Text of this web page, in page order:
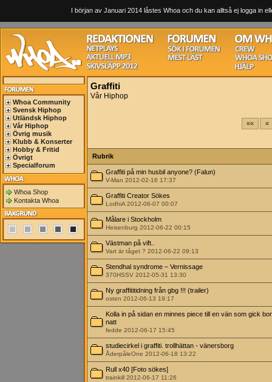
I början av Januari 2014 låstes Whoa och du kan alltså ej logga in
Whoa Community
Svensk Hiphop
Utländsk Hiphop
Vår Hiphop
Övrig musik
Klubb & Konserter
Hobby & Fritid
Övrigt
Specialforum
Whoa Shop
Kontakta Whoa
Graffiti
Vår Hiphop
«« «
Rubrik
Graffiti på min husbil anyone? (Falun)
V-Man 2012-02-16 17:37
Graffiti Creator Sökes
LodhiA 2012-06-07 00:07
Målare i Stockholm
Heisenburg 2012-06-22 00:15
Västman på vift..
Vart är tåget ? 2012-06-22 09:13
Stendhal syndrome – Vernissage
370HSSV 2012-05-31 13:30
Ny graffititidning från gbg !!! (trailer)
osten 2012-06-13 19:17
Kolla in på sidan en minnes piece till en vän som gick
natt
fedde 2012-06-17 15:45
studiecirkel i graffiti. trollhättan - vänersborg
ÅderpåleOne 2012-06-18 13:22
Rull x40 [Foto sökes]
trainkill 2012-06-17 11:26